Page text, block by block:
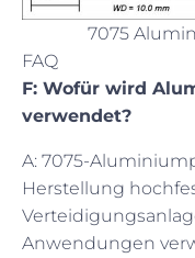
7075
FAQ
F: Wofür wird
verwendet?
A: 7075-
Herstellung
Anwendungen